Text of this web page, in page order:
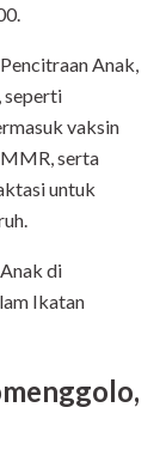
Anak,
seperti
vaksin
serta
untuk
di
Ikatan